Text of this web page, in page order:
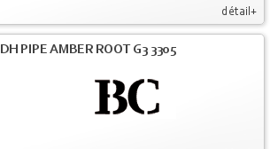
détail+
DH PIPE AMBER ROOT G3 3305